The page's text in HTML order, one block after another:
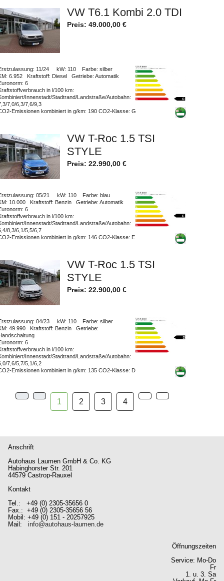
VW T6.1 Kombi 2.0 TDI
Preis:49.000,00 €
: 11/24 kW: 110 Farbe: silber
: 6.952 Kraftstoff: Diesel Getriebe: Automatik
: 6
in l/100 km:
Innenstadt/Stadtrand/Landstraße/Autobahn:
7,0/6,3/7,6/9,3
Emissionen kombiniert in g/km: 190 CO2-Klasse: G
VW T-Roc 1.5 TSI
STYLE
Preis:22.990,00 €
: 05/21 kW: 110 Farbe: blau
: 10.000 Kraftstoff: Benzin Getriebe: Automatik
: 6
in l/100 km:
Innenstadt/Stadtrand/Landstraße/Autobahn:
8,3/6,1/5,5/6,7
Emissionen kombiniert in g/km: 146 CO2-Klasse: E
VW T-Roc 1.5 TSI
STYLE
Preis:22.900,00 €
: 04/23 kW: 110 Farbe: silber
: 49.990 Kraftstoff: Benzin Getriebe:
: 6
in l/100 km:
Innenstadt/Stadtrand/Landstraße/Autobahn:
7,6/5,7/5,1/6,2
Emissionen kombiniert in g/km: 135 CO2-Klasse: D
1 2 3 4
Anschrift
Autohaus Laumen GmbH & Co. KG
Habinghorster Str. 201
44579 Castrop-Rauxel
Kontakt
Tel.: +49 (0) 2305-35656 0
Fax.: +49 (0) 2305-35656 56
Mobil: +49 (0) 151 - 20257925
Mail:info@autohaus-laumen.de
Öffnungszeiten
Service: Mo-Do
Fr
1. u. 3. Sa